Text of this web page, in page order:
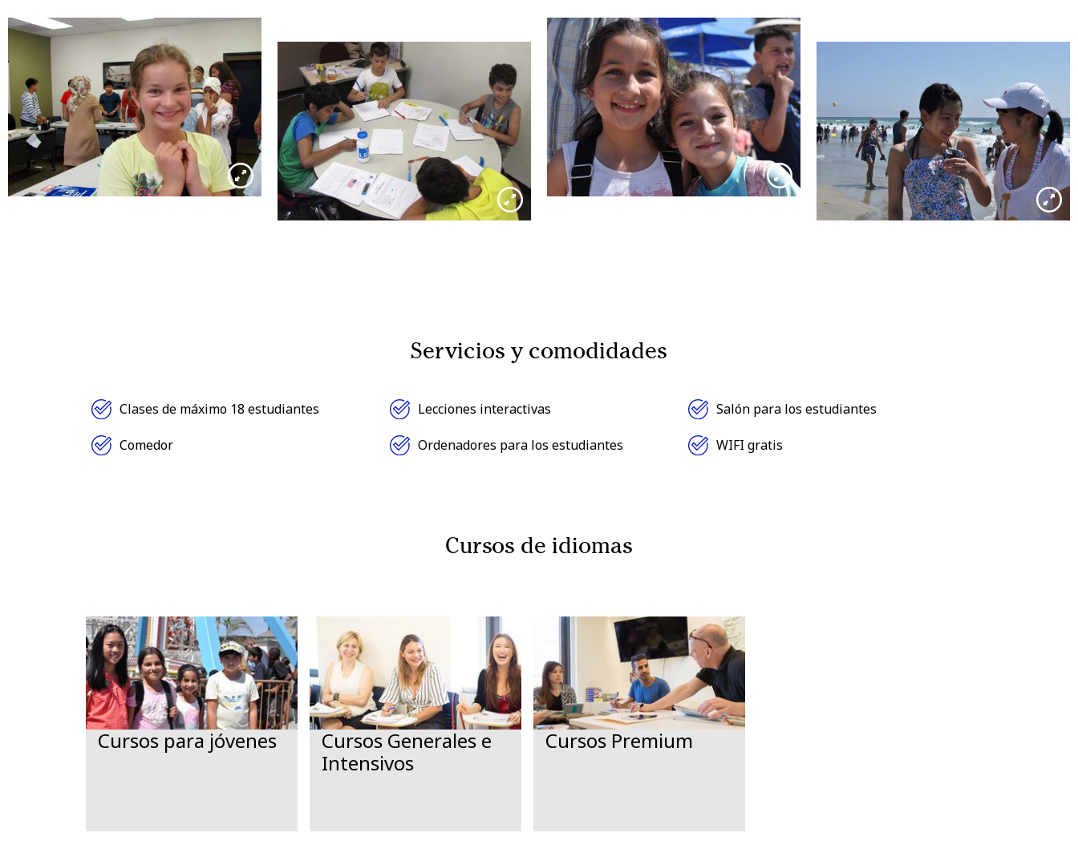
Servicios y comodidades
Clases de máximo 18 estudiantes Lecciones interactivas Salón para los estudiantes
Comedor Ordenadores para los estudiantes WIFI gratis
Cursos de idiomas
Cursos para jóvenes
Cursos Generales e
Intensivos
Cursos Premium